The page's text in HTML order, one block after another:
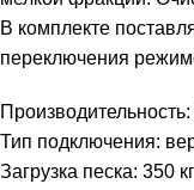
В комплекте
переключения
Тип подключения:
Загрузка песка: 350 кг